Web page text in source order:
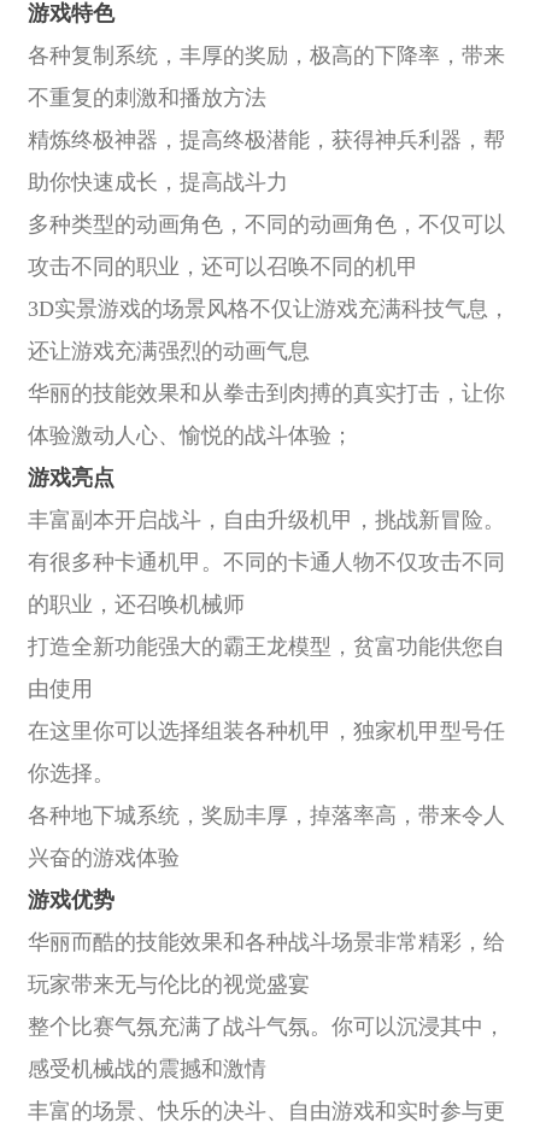
游戏特色
各种复制系统，丰厚的奖励，极高的下降率，带来
不重复的刺激和播放方法
精炼终极神器，提高终极潜能，获得神兵利器，帮
助你快速成长，提高战斗力
多种类型的动画角色，不同的动画角色，不仅可以
攻击不同的职业，还可以召唤不同的机甲
3D实景游戏的场景风格不仅让游戏充满科技气息，
还让游戏充满强烈的动画气息
华丽的技能效果和从拳击到肉搏的真实打击，让你
体验激动人心、愉悦的战斗体验；
游戏亮点
丰富副本开启战斗，自由升级机甲，挑战新冒险。
有很多种卡通机甲。不同的卡通人物不仅攻击不同
的职业，还召唤机械师
打造全新功能强大的霸王龙模型，贫富功能供您自
由使用
在这里你可以选择组装各种机甲，独家机甲型号任
你选择。
各种地下城系统，奖励丰厚，掉落率高，带来令人
兴奋的游戏体验
游戏优势
华丽而酷的技能效果和各种战斗场景非常精彩，给
玩家带来无与伦比的视觉盛宴
整个比赛气氛充满了战斗气氛。你可以沉浸其中，
感受机械战的震撼和激情
丰富的场景、快乐的决斗、自由游戏和实时参与更